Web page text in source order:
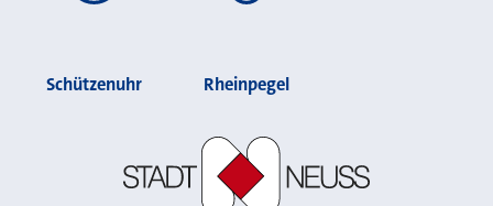
Schützenuhr Rheinpegel